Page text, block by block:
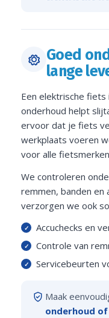
Goed
lange
Een elektrische
onderhoud helpt
ervoor dat je fiets
werkplaats voeren
voor alle
We controleren
remmen, banden en
verzorgen we ook
Accuchecks en
Controle van
Servicebeurten
Maak
onderhoud